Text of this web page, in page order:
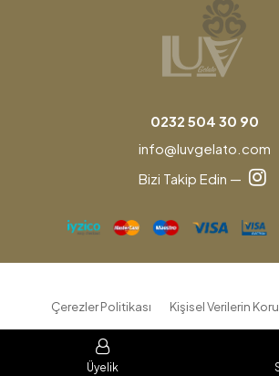
0232 504 30 90
info@luvgelato.com
Bizi Takip Edin —
Çerezler Politikası Kişisel Verilerin
Mesafeli Satış Sözleşmesi İptal
Üyelik